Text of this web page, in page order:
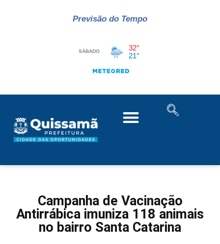
Previsão do Tempo
Campanha de Vacinação
Antirrábica imuniza 118 animais
no bairro Santa Catarina